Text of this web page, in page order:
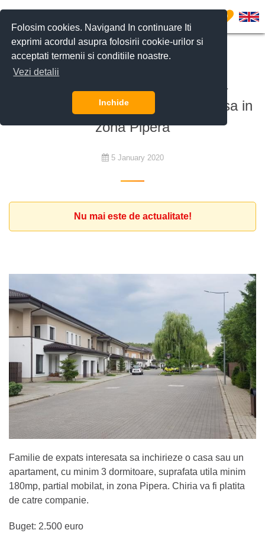
Folosim cookies. Navigand In continuare Iti
exprimi acordul asupra folosirii cookie-urilor si
acceptati termenii si conditiile noastre.
Vezi detalii
Inchide
0
De închiriat
Familie de straini interesata sa
inchirieze un apartament sau o casa in
zona Pipera
5 January 2020
Nu mai este de actualitate!
Familie de expats interesata sa inchirieze o casa sau un
apartament, cu minim 3 dormitoare, suprafata utila minim
180mp, partial mobilat, in zona Pipera. Chiria va fi platita
de catre companie.
Buget: 2.500 euro